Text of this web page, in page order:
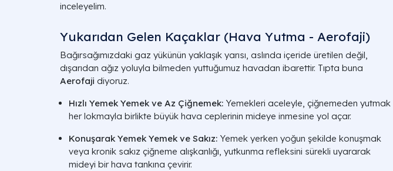
inceleyelim.
Yukarıdan Gelen Kaçaklar (Hava Yutma - Aerofaji)
Bağırsağımızdaki gaz yükünün yaklaşık yarısı, aslında içeride üretilen değil,
dışarıdan ağız yoluyla bilmeden yuttuğumuz havadan ibarettir. Tıpta buna
Aerofaji diyoruz.
Hızlı Yemek Yemek ve Az Çiğnemek: Yemekleri aceleyle, çiğnemeden yutmak
her lokmayla birlikte büyük hava ceplerinin mideye inmesine yol açar.
Konuşarak Yemek Yemek ve Sakız: Yemek yerken yoğun şekilde konuşmak
veya kronik sakız çiğneme alışkanlığı, yutkunma refleksini sürekli uyararak
mideyi bir hava tankına çevirir.